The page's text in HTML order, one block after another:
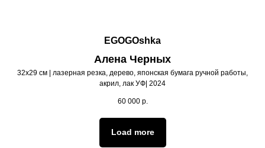
EGOGOshka
Алена Черных
32х29 см | лазерная резка, дерево, японская бумага ручной работы,
акрил, лак УФ| 2024
60 000 р.
Load more